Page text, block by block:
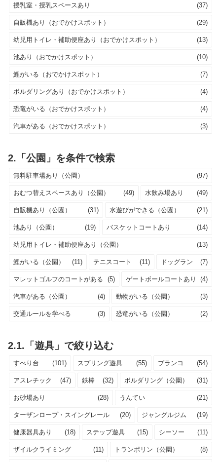
授乳室・授乳スペースあり (37)
自販機あり（おでかけスポット） (29)
幼児用トイレ・補助便座あり（おでかけスポット） (13)
池あり（おでかけスポット） (10)
鯉がいる（おでかけスポット） (7)
ボルダリングあり（おでかけスポット） (4)
恐竜がいる（おでかけスポット） (4)
汽車がある（おでかけスポット） (3)
2.「公園」を条件で検索
無料駐車場あり（公園） (97)
おむつ替えスペースあり（公園） (49) 水飲み場あり (49)
自販機あり（公園） (31) 水遊びができる（公園） (21)
池あり（公園） (19) バスケットコートあり (14)
幼児用トイレ・補助便座あり（公園） (13)
鯉がいる（公園） (11) テニスコート (11) ドッグラン (7)
マレットゴルフのコートがある (5) ゲートボールコートあり (4)
汽車がある（公園） (4) 動物がいる（公園） (3)
交通ルールを学べる (3) 恐竜がいる（公園） (2)
2.1.「遊具」で絞り込む
すべり台 (101) スプリング遊具 (55) ブランコ (54)
アスレチック (47) 鉄棒 (32) ボルダリング（公園） (31)
お砂場あり (28) うんてい (21)
ターザンロープ・スイングレール (20) ジャングルジム (19)
健康器具あり (18) ステップ遊具 (15) シーソー (11)
ザイルクライミング (11) トランポリン（公園） (8)